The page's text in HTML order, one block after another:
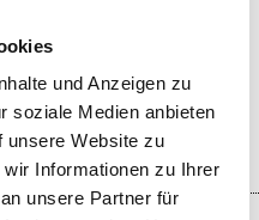
und Anzeigen zu
soziale Medien anbieten
unsere Website zu
Informationen zu Ihrer
unsere Partner für
HILFREICH?